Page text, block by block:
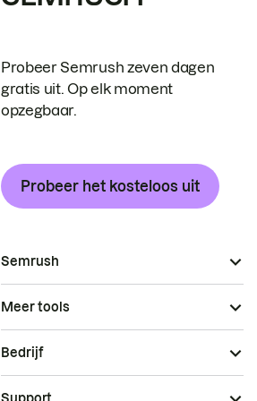
Probeer Semrush zeven dagen
gratis uit. Op elk moment
opzegbaar.
Probeer het kosteloos uit
Semrush
Meer tools
Bedrijf